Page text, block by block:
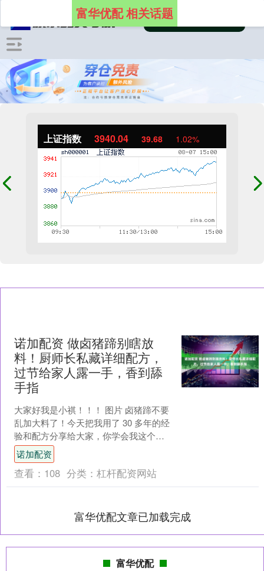
上证指数 3940.04 39.68 1.02%
富华优配 相关话题
诺加配资 做卤猪蹄别瞎放
料！厨师长私藏详细配方，
过节给家人露一手，香到舔
手指
大家好我是小祺！！！ 图片 卤猪蹄不要
乱加大料了！今天把我用了 30 多年的经
验和配方分享给大家，你学会我这个做
法，直接就能够开店了！而且按照这个
方法卤出来的猪....
诺加配资
查看： 108 分类： 杠杆配资网站
富华优配文章已加载完成
富华优配